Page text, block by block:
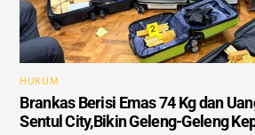
HUKUM
Brankas Berisi Emas 74 Kg dan
Sentul City,Bikin Geleng-Geleng